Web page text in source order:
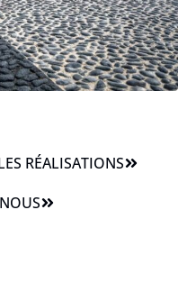
RÉALISATIONS